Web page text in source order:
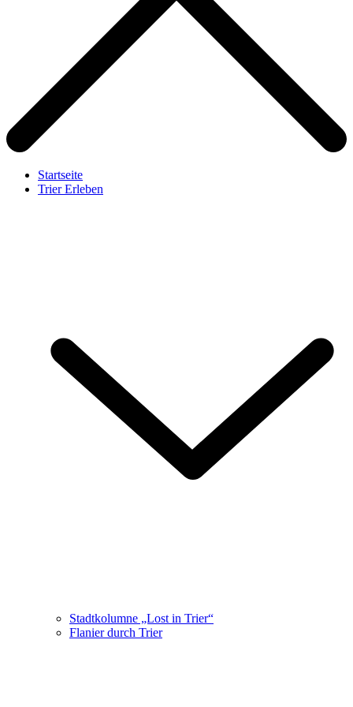
Startseite
Trier Erleben
Stadtkolumne „Lost in Trier“
Flanier durch Trier